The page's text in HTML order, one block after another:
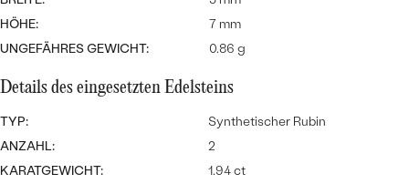
NACH DER FORM
MASSGEFERTIGTER
DIAMANTEN
Ohrrinnge
Personalisierte
Halsketten
Meistverkaufte
Ringe
ANSEHEN
HÖHE:
7 mm
UNGEFÄHRES GEWICHT:
0.86 g
Details des eingesetzten Edelsteins
TYP:
Synthetischer Rubin
ANZAHL:
2
KARATGEWICHT:
1.94 ct